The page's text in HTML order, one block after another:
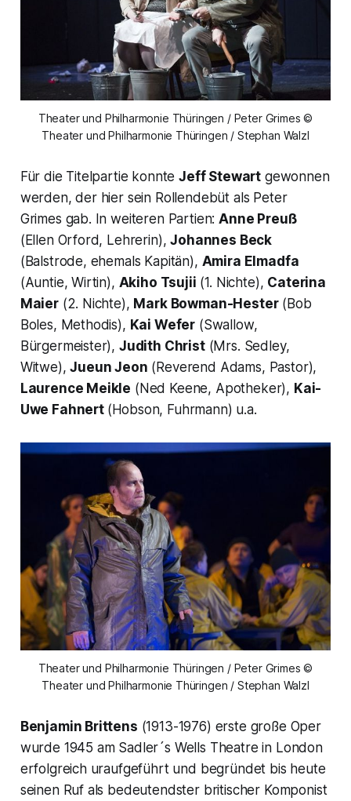
Theater und Philharmonie Thüringen / Peter Grimes ©
Theater und Philharmonie Thüringen / Stephan Walzl
Für die Titelpartie konnteJeff Stewart gewonnen
werden, der hier sein Rollendebüt als Peter
Grimes gab. In weiteren Partien:Anne Preuß
(Ellen Orford, Lehrerin),Johannes Beck
(Balstrode, ehemals Kapitän), Amira Elmadfa
(Auntie, Wirtin), Akiho Tsujii (1. Nichte), Caterina
Maier(2. Nichte), Mark Bowman-Hester(Bob
Boles, Methodis), Kai Wefer (Swallow,
Bürgermeister), Judith Christ(Mrs. Sedley,
Witwe),Jueun Jeon (Reverend Adams, Pastor),
Laurence Meikle (Ned Keene, Apotheker), Kai-
Uwe Fahnert (Hobson, Fuhrmann) u.a.
Theater und Philharmonie Thüringen / Peter Grimes ©
Theater und Philharmonie Thüringen / Stephan Walzl
Benjamin Brittens (1913-1976) erste große Oper
wurde 1945 am Sadler´s Wells Theatre in London
erfolgreich uraufgeführt und begründet bis heute
seinen Ruf als bedeutendster britischer Komponist